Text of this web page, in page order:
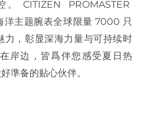
CITIZEN PROMASTER
主题腕表全球限量 7000 只
力，彰显深海力量与可持续时
岸边，皆爲伴您感受夏日热
準备的贴心伙伴。